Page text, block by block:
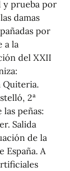
y prueba por
damas
por
a la
del XXII
Quiteria.
2ª
las peñas:
Salida
de la
España. A